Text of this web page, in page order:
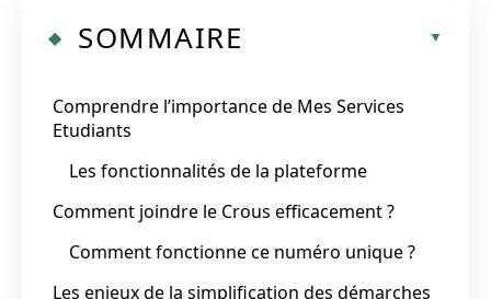
SOMMAIRE
Comprendre l’importance de Mes Services
Etudiants
Les fonctionnalités de la plateforme
Comment joindre le Crous efficacement ?
Comment fonctionne ce numéro unique ?
Les enjeux de la simplification des démarches